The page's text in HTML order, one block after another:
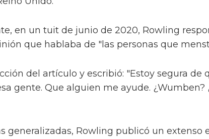
en un tuit de junio de 2020, Rowling
que hablaba de "las personas que
del artículo y escribió: "Estoy segura de
gente. Que alguien me ayude.
generalizadas, Rowling publicó un extenso